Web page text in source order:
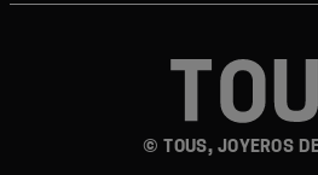
© TOUS, JOYEROS